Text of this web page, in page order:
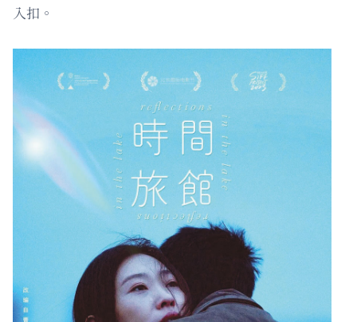
入扣。